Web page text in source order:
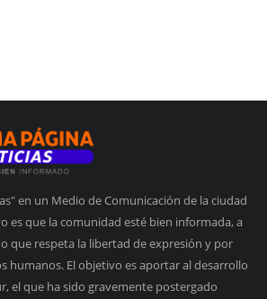
en un Medio de Comunicación de la ciudad
es que la comunidad esté bien informada, a
que respeta la libertad de expresión y por
humanos. El objetivo es aportar al desarrollo
el que ha sido gravemente postergado